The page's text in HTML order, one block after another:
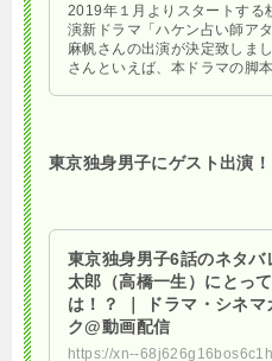
2019年１月よりスタートする
演新ドラマ「ハケン占い師ア
麻帆さんの出演が決定致しま
さんといえば、本ドラマの脚
東京独身男子にゲスト出演！
東京独身男子6話のネタバ
太郎（高橋一生）にとっ
は！？ ｜ ドラマ・シネマ
ク@動画配信
https://xn--